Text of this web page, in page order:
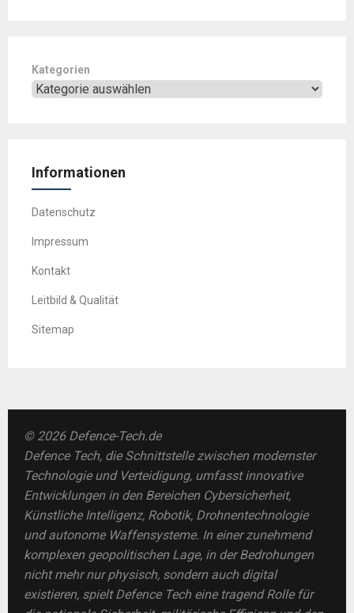
Kategorien
Informationen
Datenschutz
Impressum
Kontakt
Leitbild & Qualität
Sitemap
© 2026 Defence-Tech.de
Defence Tech, die Schnittstelle zwischen modernster
Technologie und Verteidigung, umfasst innovative
Entwicklungen in den Bereichen Cybersicherheit,
Künstliche Intelligenz, Robotik, Drohnentechnologie
und autonome Waffensysteme. In einer zunehmend
komplexen geopolitischen Lage, in der Bedrohungen
nicht mehr nur physisch, sondern auch digital
existieren, spielt Defence Tech eine tragend Rolle für